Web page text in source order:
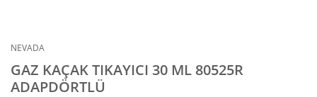
NEVADA
GAZ KAÇAK TIKAYICI 30 ML 80525R
ADAPDÖRTLÜ